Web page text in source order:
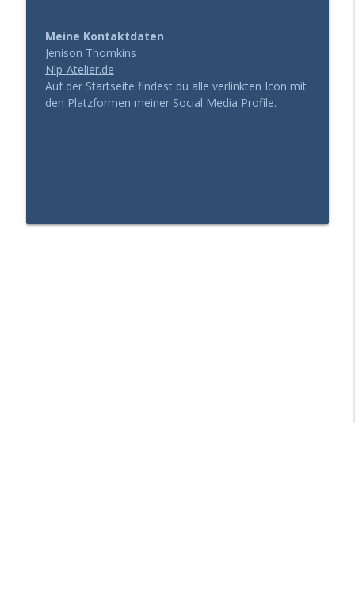
Meine Kontaktdaten
Jenison Thomkins
Nlp-Atelier.de
Auf der Startseite findest du alle verlinkten Icon mit
den Platzformen meiner Social Media Profile.